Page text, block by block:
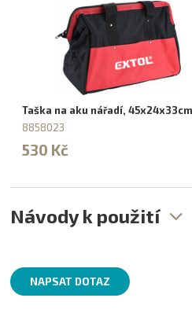
Taška na aku nářadí, 45x24x33cm
8858023
530 Kč
Návody k použití
NAPSAT DOTAZ